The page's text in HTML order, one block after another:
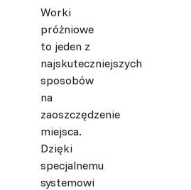
Worki
próżniowe
to jeden z
najskuteczniejszych
sposobów
na
zaoszczędzenie
miejsca.
Dzięki
specjalnemu
systemowi